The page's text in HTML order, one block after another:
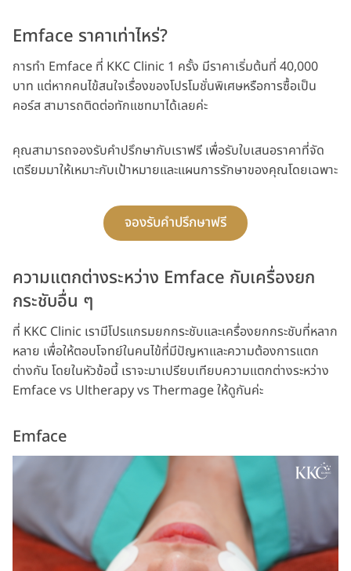
Emface ราคาเท่าไหร่?
การทำ Emface ที่ KKC Clinic 1 ครั้ง มีราคาเริ่มต้นที่ 40,000
บาท แต่หากคนไข้สนใจเรื่องของโปรโมชั่นพิเศษหรือการซื้อเป็น
คอร์ส สามารถติดต่อทักแชทมาได้เลยค่ะ
คุณสามารถจองรับคำปรึกษากับเราฟรี เพื่อรับใบเสนอราคาที่จัด
เตรียมมาให้เหมาะกับเป้าหมายและแผนการรักษาของคุณโดยเฉพาะ
จองรับคำปรึกษาฟรี
ความแตกต่างระหว่าง Emface กับเครื่องยก
กระชับอื่น ๆ
ที่ KKC Clinic เรามีโปรแกรมยกกระชับและเครื่องยกกระชับที่หลาก
หลาย เพื่อให้ตอบโจทย์ในคนไข้ที่มีปัญหาและความต้องการแตก
ต่างกัน โดยในหัวข้อนี้ เราจะมาเปรียบเทียบความแตกต่างระหว่าง
Emface vs Ultherapy vs Thermage ให้ดูกันค่ะ
Emface